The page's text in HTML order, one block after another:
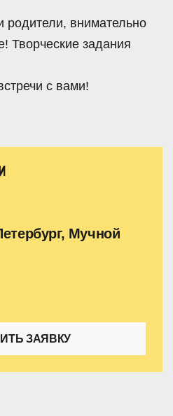
родители, внимательно
Творческие задания
с вами!
Мучной
ЗАЯВКУ